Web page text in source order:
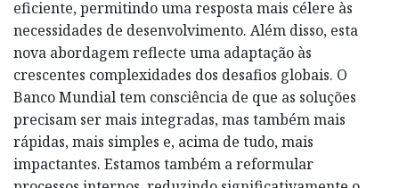
eficiente, permitindo uma resposta mais célere às
necessidades de desenvolvimento. Além disso, esta
nova abordagem reflecte uma adaptação às
crescentes complexidades dos desafios globais. O
Banco Mundial tem consciência de que as soluções
precisam ser mais integradas, mas também mais
rápidas, mais simples e, acima de tudo, mais
impactantes. Estamos também a reformular